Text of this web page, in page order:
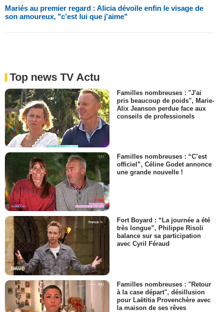
Mariés au premier regard : Alicia dévoile enfin le visage de
son amoureux, "c’est lui que j'aime"
Top news TV Actu
Familles nombreuses : "J'ai
pris beaucoup de poids", Marie-
Alix Jeanson perdue face aux
conseils de professionels
Familles nombreuses : “C’est
officiel”, Céline Godet annonce
une grande nouvelle !
Fort Boyard : “La journée a été
très longue”, Philippe Risoli
balance sur sa participation
avec Cyril Féraud
Familles nombreuses : "Retour
à la case départ", désillusion
pour Laëtitia Provenchère avec
la maison de ses rêves